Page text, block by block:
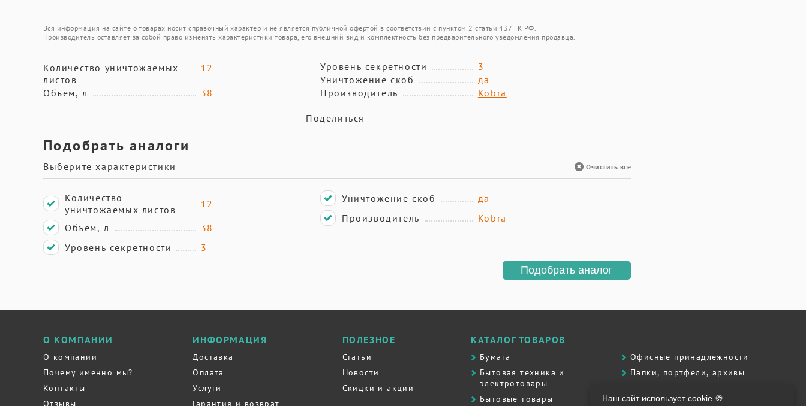
Вся информация на сайте о товарах носит справочный характер и не является публичной офертой в соответствии с пунктом 2 статьи 437 ГК РФ.
Производитель оставляет за собой право изменять характеристики товара, его внешний вид и комплектность без предварительного уведомления продавца.
Количество уничтожаемых
листов
12
Объем, л 38
Уровень секретности
3
Уничтожение скоб
да
Производитель
Kobra
Поделиться
Подобрать аналоги
Выберите характеристики Очистить все
Количество
уничтожаемых листов
12
Объем, л
38
Уровень секретности
3
Уничтожение скоб
да
Производитель
Kobra
Подобрать аналог
О КОМПАНИИ
О компании
Почему именно мы?
Контакты
Отзывы
ИНФОРМАЦИЯ
Доставка
Оплата
Услуги
Гарантия и возврат
ПОЛЕЗНОЕ
Статьи
Новости
Скидки и акции
КАТАЛОГ ТОВАРОВ
Бумага
Бытовая техника и
электротовары
Бытовые товары
Офисные принадлежности
Папки, портфели, архивы
Продукты питания
Наш сайт использует cookie 🍪